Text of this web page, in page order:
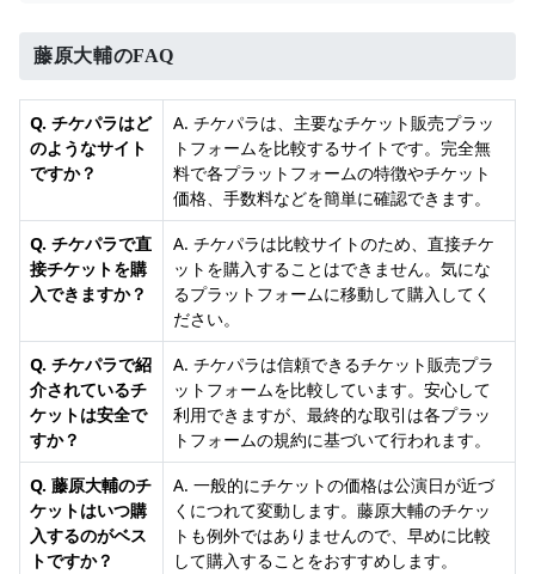
藤原大輔のFAQ
Q. チケパラはど
のようなサイト
ですか？
A. チケパラは、主要なチケット販売プラッ
トフォームを比較するサイトです。完全無
料で各プラットフォームの特徴やチケット
価格、手数料などを簡単に確認できます。
Q. チケパラで直
接チケットを購
入できますか？
A. チケパラは比較サイトのため、直接チケ
ットを購入することはできません。気にな
るプラットフォームに移動して購入してく
ださい。
Q. チケパラで紹
介されているチ
ケットは安全で
すか？
A. チケパラは信頼できるチケット販売プラ
ットフォームを比較しています。安心して
利用できますが、最終的な取引は各プラッ
トフォームの規約に基づいて行われます。
Q. 藤原大輔のチ
ケットはいつ購
入するのがベス
トですか？
A. 一般的にチケットの価格は公演日が近づ
くにつれて変動します。藤原大輔のチケッ
トも例外ではありませんので、早めに比較
して購入することをおすすめします。